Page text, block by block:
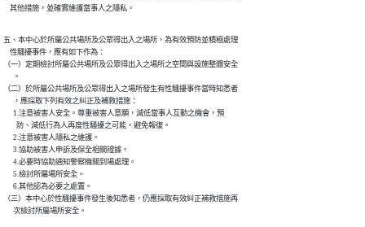
    其他措施，並確實維護當事人之隱私。
五、本中心於所屬公共場所及公眾得出入之場所，為有效預防並積極處理
    性騷擾事件，應有如下作為：
（一）定期檢討所屬公共場所及公眾得出入之場所之空間與設施整體安全
      。
（二）於所屬公共場所及公眾得出入之場所發生有性騷擾事件當時知悉者
      ，應採取下列有效之糾正及補救措施：
      1.注意被害人安全。尊重被害人意願，減低當事人互動之機會，預
        防、減低行為人再度性騷擾之可能。避免報復。
      2.注意被害人隱私之維護。
      3.協助被害人申訴及保全相關證據。
      4.必要時協助通知警察機關到場處理。
      5.檢討所屬場所安全。
      6.其他認為必要之處置。
（三）本中心於性騷擾事件發生後知悉者，仍應採取有效糾正補救措施再
      次檢討所屬場所安全。